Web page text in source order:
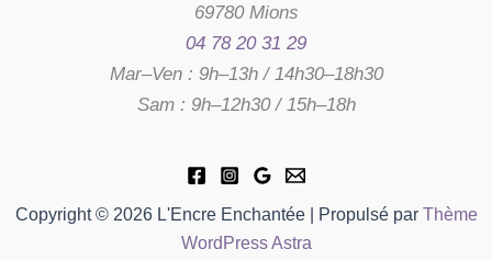
69780 Mions
04 78 20 31 29
Mar–Ven : 9h–13h / 14h30–18h30
Sam : 9h–12h30 / 15h–18h
Copyright © 2026 L'Encre Enchantée | Propulsé par Thème
WordPress Astra